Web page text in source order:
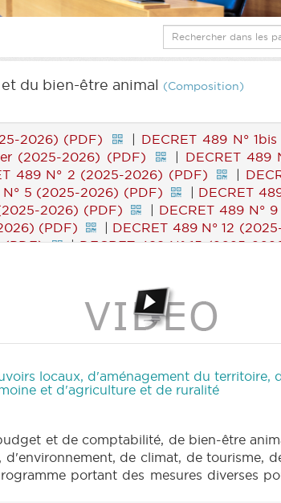
du bien-être animal (Composition)
2026) (PDF) | DECRET 489 N°
(2025-2026) (PDF) | DECRET 489
489 N° 2 (2025-2026) (PDF) |
N° 5 (2025-2026) (PDF) | DECRET
2026) (PDF) | DECRET 489 N°
(PDF) | DECRET 489 N° 12
(PDF) |DECRET 489 N° 15 (2025-
DECRET 489 N° 18 (2025-
DECRET 489 N° 20 (2025-
(2025-2026) (PDF) |
locaux, d'aménagement du territoire,
et d'agriculture et de ruralité
et de comptabilité, de bien-être
de climat, de tourisme,
portant des mesures diverses